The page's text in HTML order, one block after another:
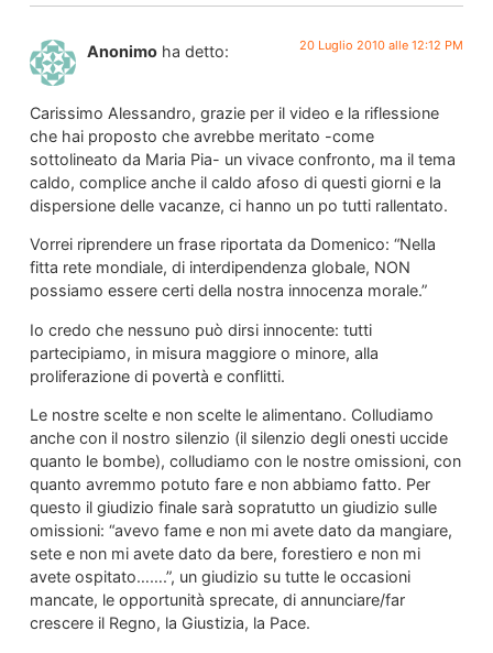
Anonimo ha detto: 20 Luglio 2010 alle 12:12 PM
Carissimo Alessandro, grazie per il video e la riflessione
che hai proposto che avrebbe meritato -come
sottolineato da Maria Pia- un vivace confronto, ma il tema
caldo, complice anche il caldo afoso di questi giorni e la
dispersione delle vacanze, ci hanno un po tutti rallentato.
Vorrei riprendere un frase riportata da Domenico: “Nella
fitta rete mondiale, di interdipendenza globale, NON
possiamo essere certi della nostra innocenza morale.”
Io credo che nessuno può dirsi innocente: tutti
partecipiamo, in misura maggiore o minore, alla
proliferazione di povertà e conflitti.
Le nostre scelte e non scelte le alimentano. Colludiamo
anche con il nostro silenzio (il silenzio degli onesti uccide
quanto le bombe), colludiamo con le nostre omissioni, con
quanto avremmo potuto fare e non abbiamo fatto. Per
questo il giudizio finale sarà sopratutto un giudizio sulle
omissioni: “avevo fame e non mi avete dato da mangiare,
sete e non mi avete dato da bere, forestiero e non mi
avete ospitato…….”, un giudizio su tutte le occasioni
mancate, le opportunità sprecate, di annunciare/far
crescere il Regno, la Giustizia, la Pace.